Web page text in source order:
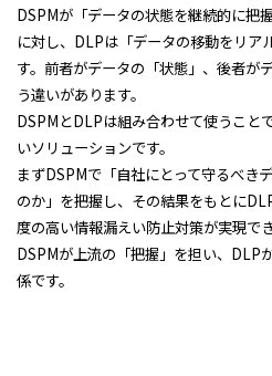
DSPMが「データの状態を継続的に把
に対し、DLPは「データの移動をリア
す。前者がデータの「状態」、後者が
う違いがあります。
DSPMとDLPは組み合わせて使うこと
いソリューションです。
まずDSPMで「自社にとって守るべき
のか」を把握し、その結果をもとに
度の高い情報漏えい防止対策が実現でき
DSPMが上流の「把握」を担い、DLP
係です。